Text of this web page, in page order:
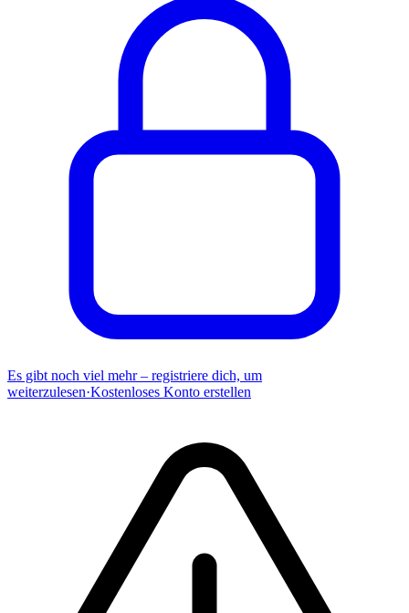
Es gibt noch viel mehr – registriere dich, um
weiterzulesen·Kostenloses Konto erstellen